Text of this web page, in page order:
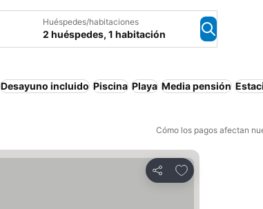
Huéspedes/habitaciones
2 huéspedes, 1 habitación
Desayuno incluido Piscina Playa Media pensión
Cómo los pagos afectan
Compartir
Agregar a